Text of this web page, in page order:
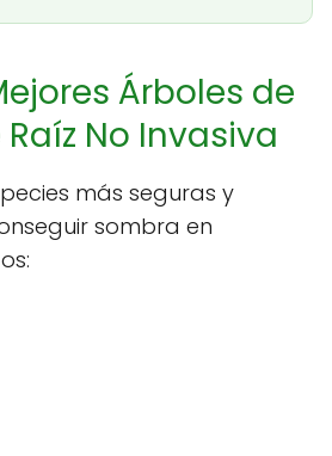
Árboles de
No Invasiva
más seguras y
sombra en